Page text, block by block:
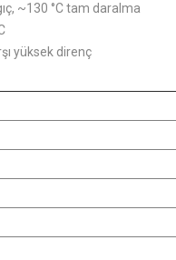
~130 °C tam daralma
yüksek direnç